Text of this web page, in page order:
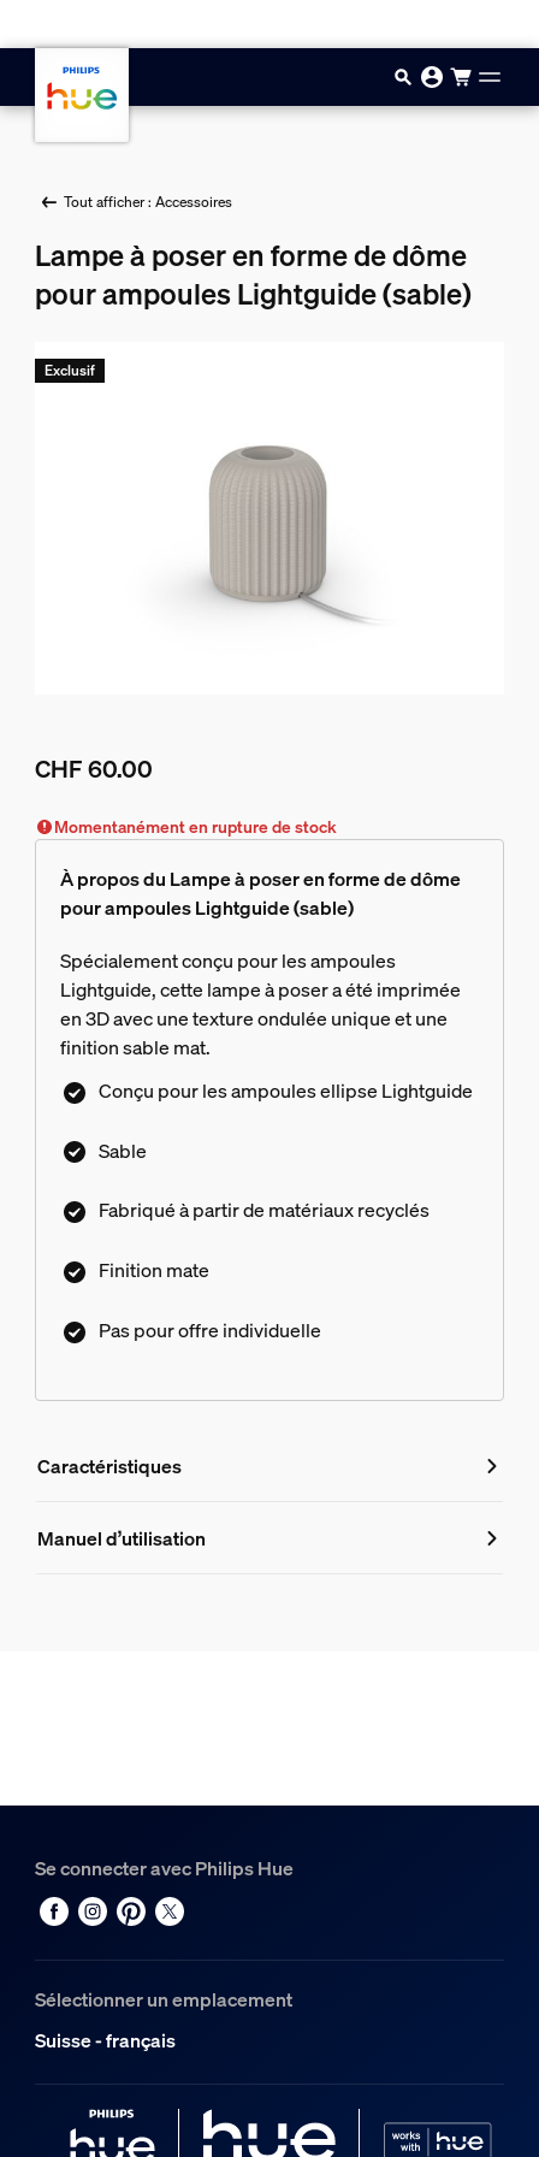
Tout afficher : Accessoires
Lampe à poser en forme de dôme
pour ampoules Lightguide (sable)
CHF 60.00
Exclusif
Momentanément en rupture de stock
À propos du Lampe à poser en forme de dôme
pour ampoules Lightguide (sable)
Spécialement conçu pour les ampoules
Lightguide, cette lampe à poser a été imprimée
en 3D avec une texture ondulée unique et une
finition sable mat.
Conçu pour les ampoules ellipse Lightguide
Sable
Fabriqué à partir de matériaux recyclés
Finition mate
Pas pour offre individuelle
Caractéristiques
Caractéristiques
Matériaux
Divers
Dimensions et poids de l’emballage
Code barre produit
8720169879966
Manuel d’utilisation
Se connecter avec Philips Hue
Sélectionner un emplacement
Suisse - français